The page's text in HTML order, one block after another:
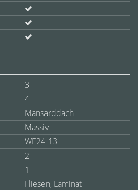
3
4
Mansarddach
Massiv
WE24-13
2
1
Fliesen, Laminat